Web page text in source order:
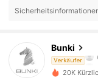
Bunki
Verkäufer
20K